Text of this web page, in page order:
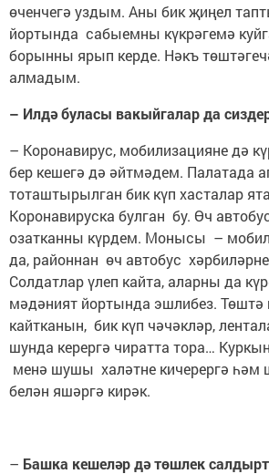
өченчегә уздым. Аны бик җиңел
йортында сабыемны күкрәгемә
борынны ярып керде. Нәкъ
алмадым.
– Илдә буласы вакыйгалар да
– Коронавирус, мобилизацияне дә
бер кешегә дә әйтмәдем. Палатада
тоташтырылган бик күп хасталар
Коронавируска булган бу. Өч
озатканны күрдем. Монысы –
да, районнан өч автобус
Солдатлар үлеп кайта, аларны да
мәдәният йортында эшлибез.
кайтканын, бик күп чәчәкләр,
шунда керергә чиратта тора…
менә шушы халәтне кичерергә һәм
белән яшәргә кирәк.
– Башка кешеләр дә төшлек